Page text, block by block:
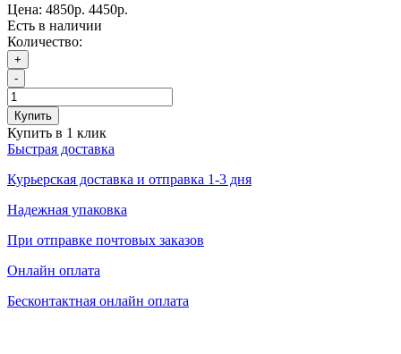
Цена: 4850р. 4450р.
Есть в наличии
Количество:
+
-
Купить
Купить в 1 клик
Быстрая доставка
Курьерская доставка и отправка 1-3 дня
Надежная упаковка
При отправке почтовых заказов
Онлайн оплата
Бесконтактная онлайн оплата